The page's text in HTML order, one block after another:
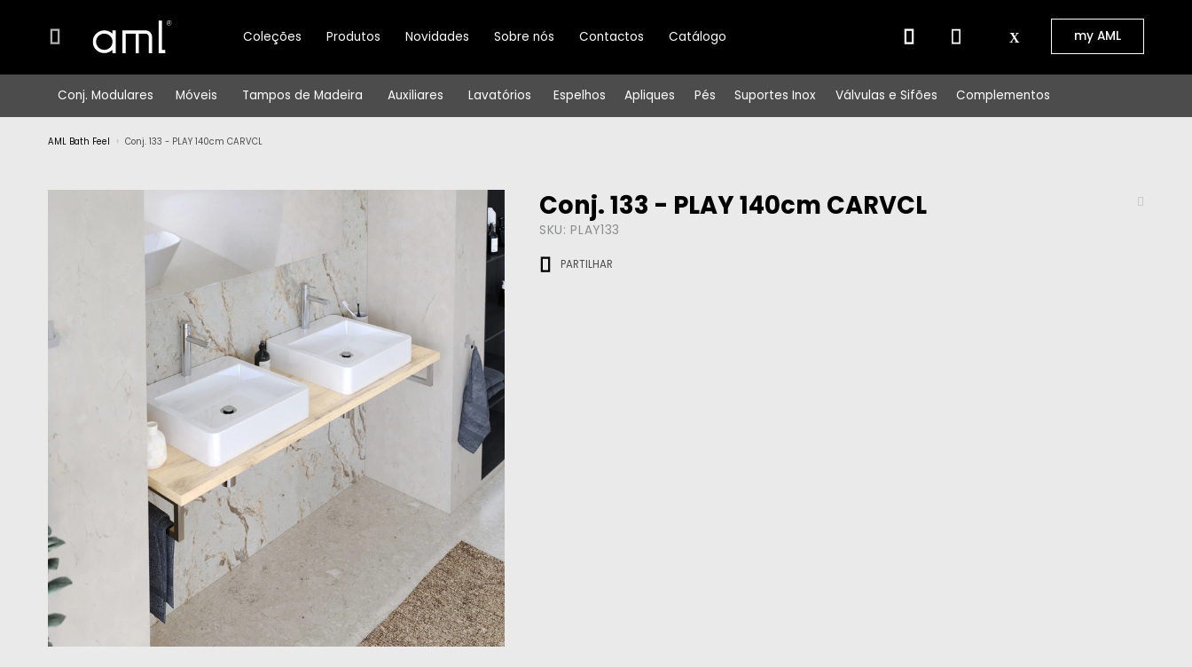
Coleções Produtos Novidades Sobre nós Contactos Catálogo my AML
Conj. Modulares Móveis Tampos de Madeira Auxiliares Lavatórios Espelhos Apliques Pés Suportes Inox Válvulas e Sifões Complementos
AML Bath Feel Conj. 133 - PLAY 140cm CARVCL
Conj. 133 - PLAY 140cm CARVCL
SKU: PLAY133
PARTILHAR